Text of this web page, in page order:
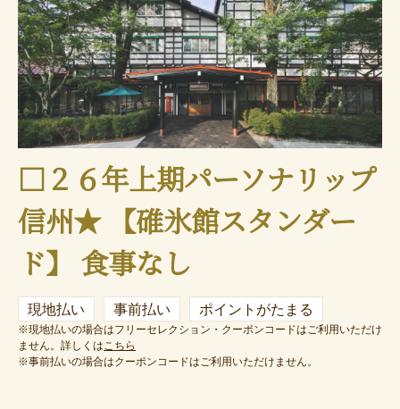
□２６年上期パーソナリップ
信州★ 【碓氷館スタンダー
ド】 食事なし
現地払い 事前払い ポイントがたまる
※現地払いの場合はフリーセレクション・クーポンコードはご利用いただけ
ません。詳しくはこちら
※事前払いの場合はクーポンコードはご利用いただけません。